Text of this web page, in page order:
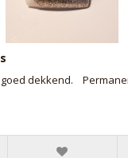
dekkend.